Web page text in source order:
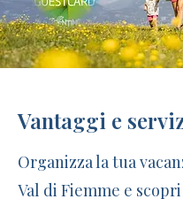
Vantaggi e
Organizza la tua
Val di Fiemme e